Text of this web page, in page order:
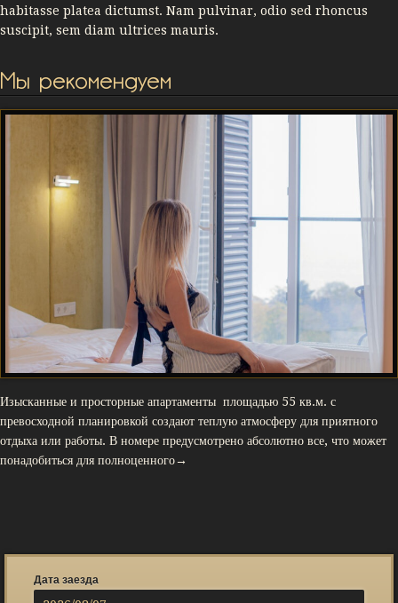
habitasse platea dictumst. Nam pulvinar, odio sed rhoncus
suscipit, sem diam ultrices mauris.
Мы рекомендуем
Изысканные и просторные апартаменты площадью 55 кв.м. с
превосходной планировкой создают теплую атмосферу для приятного
отдыха или работы. В номере предусмотрено абсолютно все, что может
понадобиться для полноценного→
Дата заезда